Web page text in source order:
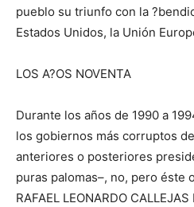
pueblo su triunfo con la
Estados Unidos, la Unión
LOS A?OS NOVENTA
Durante los años de 1990 a
los gobiernos más corruptos
anteriores o posteriores
puras palomas–, no, pero éste
RAFAEL LEONARDO